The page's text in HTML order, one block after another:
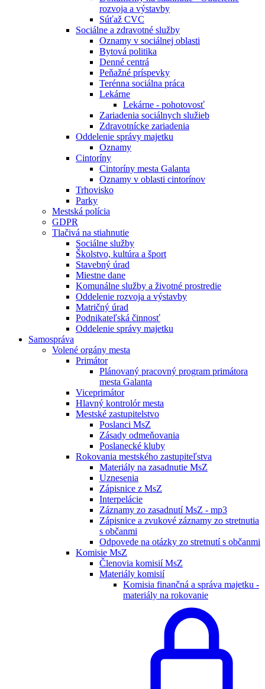
rozvoja a výstavby
Súťaž CVC
Sociálne a zdravotné služby
Oznamy v sociálnej oblasti
Bytová politika
Denné centrá
Peňažné príspevky
Terénna sociálna práca
Lekárne
Lekárne - pohotovosť
Zariadenia sociálnych služieb
Zdravotnícke zariadenia
Oddelenie správy majetku
Oznamy
Cintoríny
Cintoríny mesta Galanta
Oznamy v oblasti cintorínov
Trhovisko
Parky
Mestská polícia
GDPR
Tlačivá na stiahnutie
Sociálne služby
Školstvo, kultúra a šport
Stavebný úrad
Miestne dane
Komunálne služby a životné prostredie
Oddelenie rozvoja a výstavby
Matričný úrad
Podnikateľská činnosť
Oddelenie správy majetku
Samospráva
Volené orgány mesta
Primátor
Plánovaný pracovný program primátora
mesta Galanta
Viceprimátor
Hlavný kontrolór mesta
Mestské zastupitelstvo
Poslanci MsZ
Zásady odmeňovania
Poslanecké kluby
Rokovania mestského zastupiteľstva
Materiály na zasadnutie MsZ
Uznesenia
Zápisnice z MsZ
Interpelácie
Záznamy zo zasadnutí MsZ - mp3
Zápisnice a zvukové záznamy zo stretnutia
s občanmi
Odpovede na otázky zo stretnutí s občanmi
Komisie MsZ
Členovia komisií MsZ
Materiály komisií
Komisia finančná a správa majetku -
materiály na rokovanie